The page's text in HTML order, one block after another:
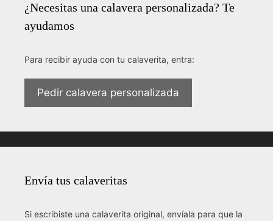
¿Necesitas una calavera personalizada? Te
ayudamos
Para recibir ayuda con tu calaverita, entra:
Pedir calavera personalizada
Envía tus calaveritas
Si escribiste una calaverita original, envíala para que la